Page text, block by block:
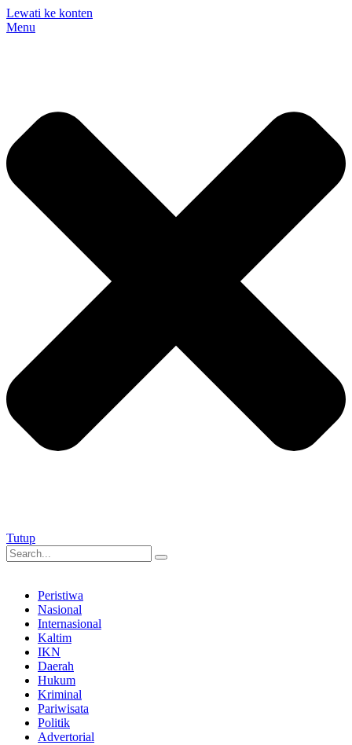
Lewati ke konten
Menu
Tutup
Peristiwa
Nasional
Internasional
Kaltim
IKN
Daerah
Hukum
Kriminal
Pariwisata
Politik
Advertorial